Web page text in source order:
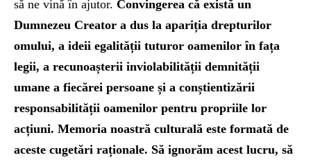
să ne vină în ajutor. Convingerea că există un
Dumnezeu Creator a dus la apariția drepturilor
omului, a ideii egalității tuturor oamenilor în fața
legii, a recunoașterii inviolabilității demnității
umane a fiecărei persoane și a conștientizării
responsabilității oamenilor pentru propriile lor
acțiuni. Memoria noastră culturală este formată de
aceste cugetări raționale. Să ignorăm acest lucru, să